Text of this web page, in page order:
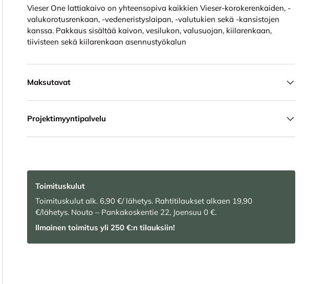
Vieser One lattiakaivo on yhteensopiva kaikkien Vieser-korokerenkaiden, -
valukorotusrenkaan, -vedeneristyslaipan, -valutukien sekä -kansistojen
kanssa. Pakkaus sisältää kaivon, vesilukon, valusuojan, kiilarenkaan,
tiivisteen sekä kiilarenkaan asennustyökalun
Maksutavat
Projektimyyntipalvelu
Toimituskulut
Toimituskulut alk. 6,90 €/ lähetys. Rahtitilaukset alkaen 19,90
€/lähetys. Nouto – Pankakoskentie 22, Joensuu 0 €.
Ilmainen toimitus yli 250 €:n tilauksiin!